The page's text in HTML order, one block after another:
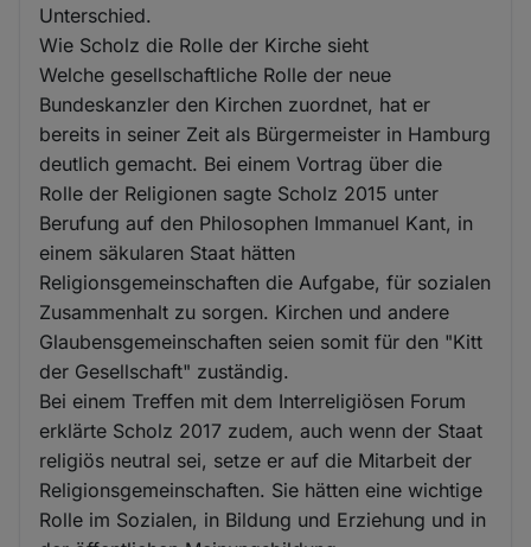
Unterschied.
Wie Scholz die Rolle der Kirche sieht
Welche gesellschaftliche Rolle der neue
Bundeskanzler den Kirchen zuordnet, hat er
bereits in seiner Zeit als Bürgermeister in Hamburg
deutlich gemacht. Bei einem Vortrag über die
Rolle der Religionen sagte Scholz 2015 unter
Berufung auf den Philosophen Immanuel Kant, in
einem säkularen Staat hätten
Religionsgemeinschaften die Aufgabe, für sozialen
Zusammenhalt zu sorgen. Kirchen und andere
Glaubensgemeinschaften seien somit für den "Kitt
der Gesellschaft" zuständig.
Bei einem Treffen mit dem Interreligiösen Forum
erklärte Scholz 2017 zudem, auch wenn der Staat
religiös neutral sei, setze er auf die Mitarbeit der
Religionsgemeinschaften. Sie hätten eine wichtige
Rolle im Sozialen, in Bildung und Erziehung und in